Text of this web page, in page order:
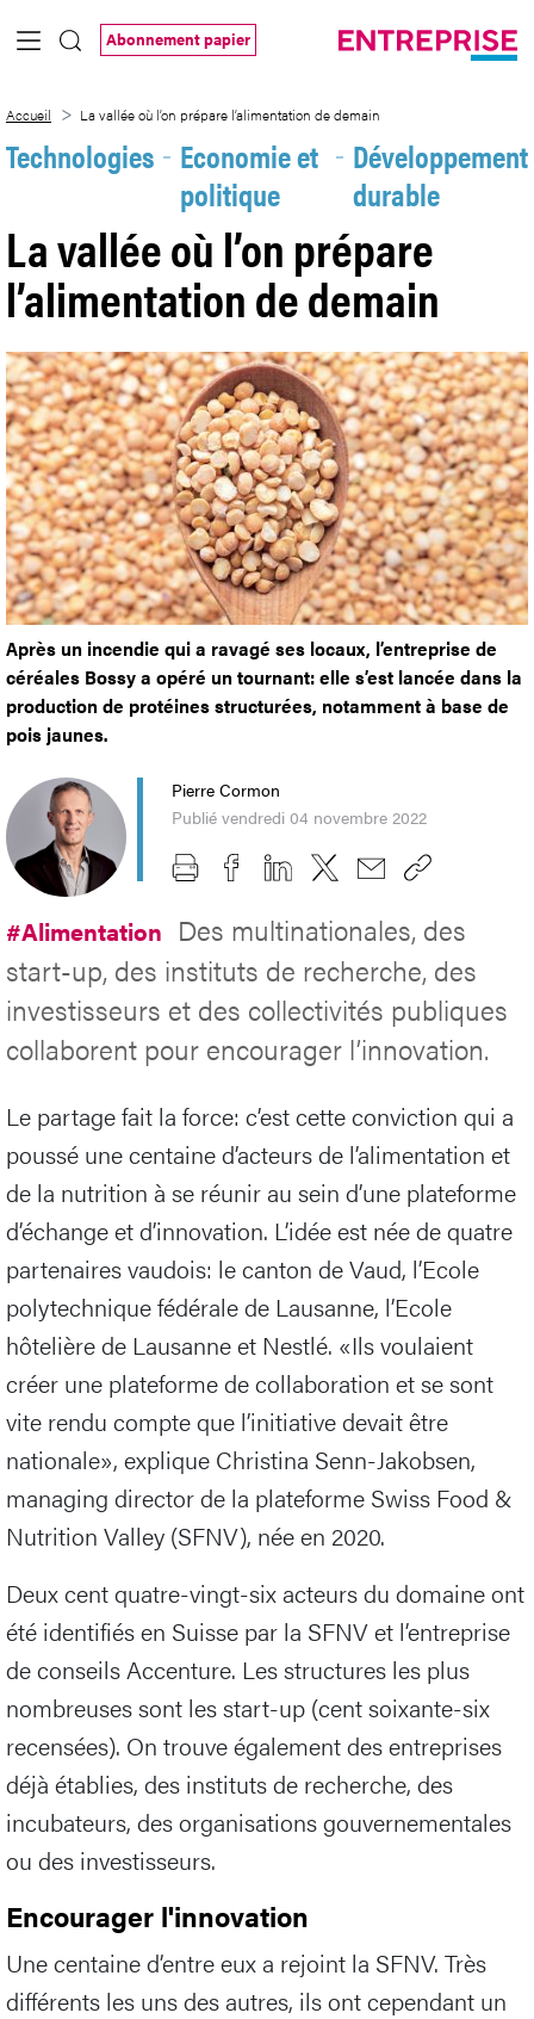
Saut au contenu principal
Abonnement papier
Accueil La vallée où l’on prépare l’alimentation de demain
Technologies
Economie et
politique
Développement
durable
La vallée où l’on prépare
l’alimentation de demain
Après un incendie qui a ravagé ses locaux, l’entreprise de
céréales Bossy a opéré un tournant: elle s’est lancée dans la
production de protéines structurées, notamment à base de
pois jaunes.
Pierre Cormon
Publié vendredi 04 novembre 2022
#Alimentation Des multinationales, des
start-up, des instituts de recherche, des
investisseurs et des collectivités publiques
collaborent pour encourager l’innovation.
Le partage fait la force: c’est cette conviction qui a
poussé une centaine d’acteurs de l’alimentation et
de la nutrition à se réunir au sein d’une plateforme
d’échange et d’innovation. L’idée est née de quatre
partenaires vaudois: le canton de Vaud, l’Ecole
polytechnique fédérale de Lausanne, l’Ecole
hôtelière de Lausanne et Nestlé. «Ils voulaient
créer une plateforme de collaboration et se sont
vite rendu compte que l’initiative devait être
nationale», explique Christina Senn-Jakobsen,
managing director de la plateforme Swiss Food &
Nutrition Valley (SFNV), née en 2020.
Deux cent quatre-vingt-six acteurs du domaine ont
été identifiés en Suisse par la SFNV et l’entreprise
de conseils Accenture. Les structures les plus
nombreuses sont les start-up (cent soixante-six
recensées). On trouve également des entreprises
déjà établies, des instituts de recherche, des
incubateurs, des organisations gouvernementales
ou des investisseurs.
Encourager l'innovation
Une centaine d’entre eux a rejoint la SFNV. Très
différents les uns des autres, ils ont cependant un